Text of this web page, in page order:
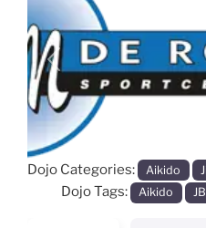
Vorige
Dojo Categories: Aikido
Dojo Tags: Aikido